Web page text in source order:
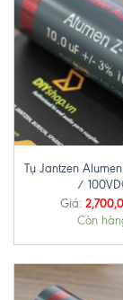
Tụ Jantzen
/
Giá:
Còn